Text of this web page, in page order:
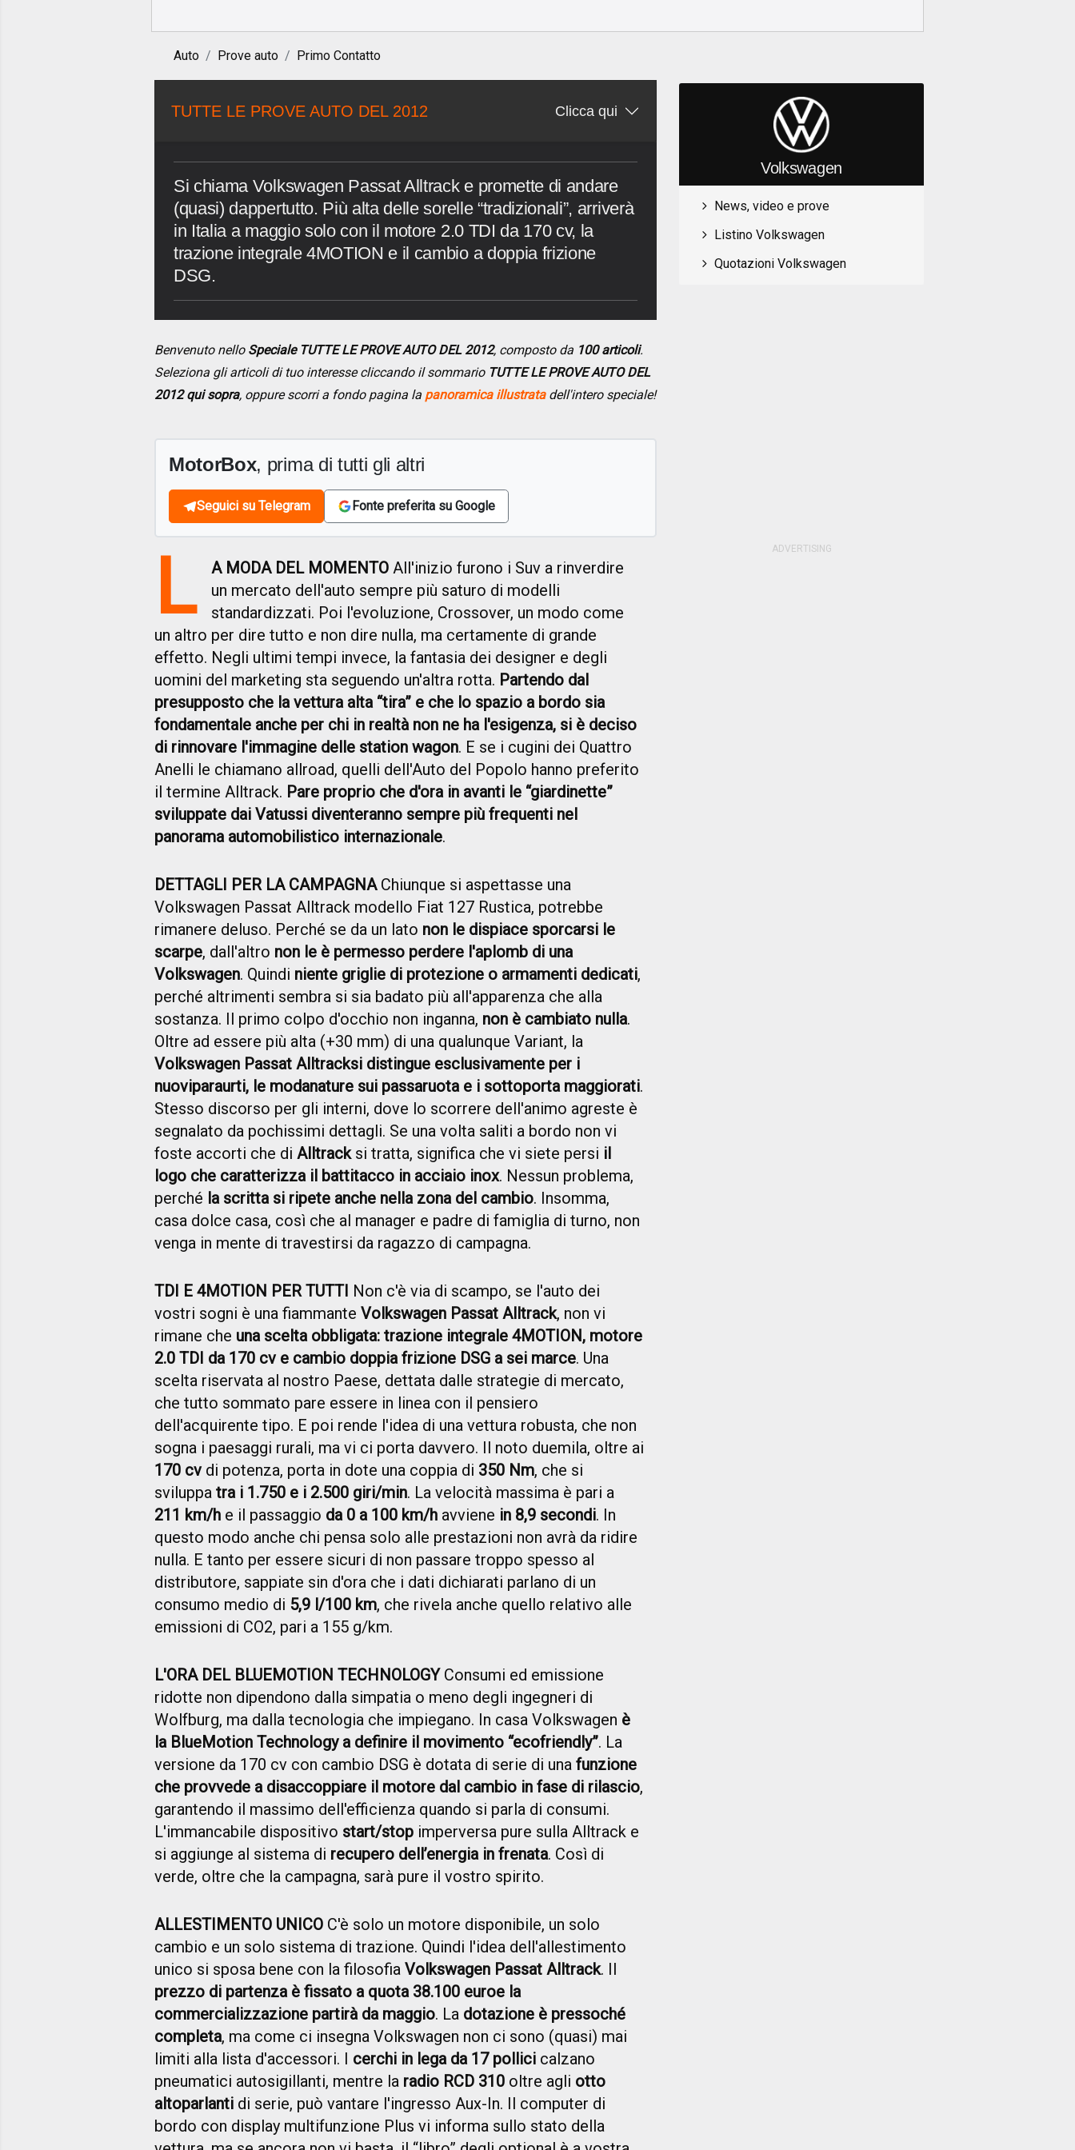
Auto Prove auto Primo Contatto
TUTTE LE PROVE AUTO DEL 2012 Clicca qui
Si chiama Volkswagen Passat Alltrack e promette di andare
(quasi) dappertutto. Più alta delle sorelle “tradizionali”, arriverà
in Italia a maggio solo con il motore 2.0 TDI da 170 cv, la
trazione integrale 4MOTION e il cambio a doppia frizione
DSG.
Benvenuto nello Speciale TUTTE LE PROVE AUTO DEL 2012, composto da 100 articoli.
Seleziona gli articoli di tuo interesse cliccando il sommario TUTTE LE PROVE AUTO DEL
2012 qui sopra, oppure scorri a fondo pagina la panoramica illustratadell'intero speciale!
MotorBox, prima di tutti gli altri
Seguici su Telegram Fonte preferita su Google
L A MODA DEL MOMENTO All'inizio furono i Suv a rinverdire
un mercato dell'auto sempre più saturo di modelli
standardizzati. Poi l'evoluzione, Crossover, un modo come
un altro per dire tutto e non dire nulla, ma certamente di grande
effetto. Negli ultimi tempi invece, la fantasia dei designer e degli
uomini del marketing sta seguendo un'altra rotta. Partendo dal
presupposto che la vettura alta “tira” e che lo spazio a bordo sia
fondamentale anche per chi in realtà non ne ha l'esigenza, si è deciso
di rinnovare l'immagine delle station wagon. E se i cugini dei Quattro
Anelli le chiamano allroad, quelli dell'Auto del Popolo hanno preferito
il termine Alltrack. Pare proprio che d'ora in avanti le “giardinette”
sviluppate dai Vatussi diventeranno sempre più frequenti nel
panorama automobilistico internazionale.
DETTAGLI PER LA CAMPAGNAChiunque si aspettasse una
Volkswagen Passat Alltrack modello Fiat 127 Rustica, potrebbe
rimanere deluso. Perché se da un lato non le dispiace sporcarsi le
scarpe, dall'altro non le è permesso perdere l'aplomb di una
Volkswagen. Quindi niente griglie di protezione o armamenti dedicati,
perché altrimenti sembra si sia badato più all'apparenza che alla
sostanza. Il primo colpo d'occhio non inganna, non è cambiato nulla.
Oltre ad essere più alta (+30 mm) di una qualunque Variant, la
Volkswagen Passat Alltracksi distingue esclusivamente per i
nuoviparaurti, le modanature sui passaruota e i sottoporta maggiorati.
Stesso discorso per gli interni, dove lo scorrere dell'animo agreste è
segnalato da pochissimi dettagli. Se una volta saliti a bordo non vi
foste accorti che di Alltracksi tratta, significa che vi siete persi il
logo che caratterizza il battitacco in acciaio inox. Nessun problema,
perché la scritta si ripete anche nella zona del cambio. Insomma,
casa dolce casa, così che al manager e padre di famiglia di turno, non
venga in mente di travestirsi da ragazzo di campagna.
TDI E 4MOTION PER TUTTI Non c'è via di scampo, se l'auto dei
vostri sogni è una fiammante Volkswagen Passat Alltrack, non vi
rimane che una scelta obbligata: trazione integrale 4MOTION, motore
2.0 TDI da 170 cv e cambio doppia frizione DSG a sei marce. Una
scelta riservata al nostro Paese, dettata dalle strategie di mercato,
che tutto sommato pare essere in linea con il pensiero
dell'acquirente tipo. E poi rende l'idea di una vettura robusta, che non
sogna i paesaggi rurali, ma vi ci porta davvero. Il noto duemila, oltre ai
170 cvdi potenza, porta in dote una coppia di 350 Nm, che si
sviluppa tra i 1.750 e i 2.500 giri/min. La velocità massima è pari a
211 km/h e il passaggio da 0 a 100 km/h avviene in 8,9 secondi. In
questo modo anche chi pensa solo alle prestazioni non avrà da ridire
nulla. E tanto per essere sicuri di non passare troppo spesso al
distributore, sappiate sin d'ora che i dati dichiarati parlano di un
consumo medio di 5,9 l/100 km, che rivela anche quello relativo alle
emissioni di CO2, pari a 155 g/km.
L'ORA DEL BLUEMOTION TECHNOLOGYConsumi ed emissione
ridotte non dipendono dalla simpatia o meno degli ingegneri di
Wolfburg, ma dalla tecnologia che impiegano. In casa Volkswagen è
la BlueMotion Technology a definire il movimento “ecofriendly”. La
versione da 170 cv con cambio DSG è dotata di serie di una funzione
che provvede a disaccoppiare il motore dal cambio in fase di rilascio,
garantendo il massimo dell'efficienza quando si parla di consumi.
L'immancabile dispositivo start/stop imperversa pure sulla Alltrack e
si aggiunge al sistema di recupero dell’energia in frenata. Così di
verde, oltre che la campagna, sarà pure il vostro spirito.
ALLESTIMENTO UNICO C'è solo un motore disponibile, un solo
cambio e un solo sistema di trazione. Quindi l'idea dell'allestimento
unico si sposa bene con la filosofia Volkswagen Passat Alltrack. Il
prezzo di partenza è fissato a quota 38.100 euroe la
commercializzazione partirà da maggio. La dotazione è pressoché
completa, ma come ci insegna Volkswagen non ci sono (quasi) mai
limiti alla lista d'accessori. I cerchi in lega da 17 pollici calzano
pneumatici autosigillanti, mentre la radio RCD 310 oltre agli otto
altoparlanti di serie, può vantare l'ingresso Aux-In. Il computer di
bordo con display multifunzione Plus vi informa sullo stato della
Volkswagen
News, video e prove
Listino Volkswagen
Quotazioni Volkswagen